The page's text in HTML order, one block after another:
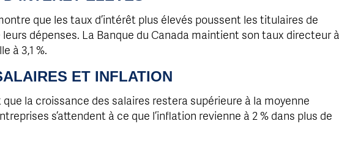
que les taux d’intérêt plus élevés poussent les titulaires de
dépenses. La Banque du Canada maintient son taux directeur à
à 3,1 %.
ET INFLATION
la croissance des salaires restera supérieure à la moyenne
s’attendent à ce que l’inflation revienne à 2 % dans plus de